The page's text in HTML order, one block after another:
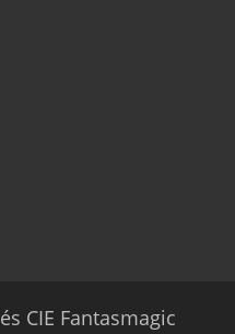
CIE Fantasmagic